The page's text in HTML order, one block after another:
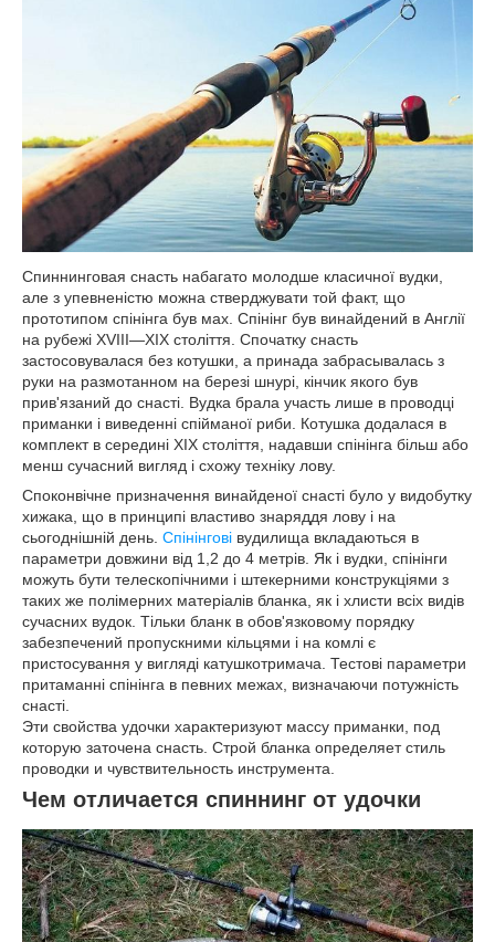
Спиннинговая снасть набагато молодше класичної вудки,
але з упевненістю можна стверджувати той факт, що
прототипом спінінга був мах. Спінінг був винайдений в Англії
на рубежі XVIII—XIX століття. Спочатку снасть
застосовувалася без котушки, а принада забрасывалась з
руки на размотанном на березі шнурі, кінчик якого був
прив'язаний до снасті. Вудка брала участь лише в проводці
приманки і виведенні спійманої риби. Котушка додалася в
комплект в середині XIX століття, надавши спінінга більш або
менш сучасний вигляд і схожу техніку лову.
Споконвічне призначення винайденої снасті було у видобутку
хижака, що в принципі властиво знаряддя лову і на
сьогоднішній день. Спінінгові вудилища вкладаються в
параметри довжини від 1,2 до 4 метрів. Як і вудки, спінінги
можуть бути телескопічними і штекерними конструкціями з
таких же полімерних матеріалів бланка, як і хлисти всіх видів
сучасних вудок. Тільки бланк в обов'язковому порядку
забезпечений пропускними кільцями і на комлі є
пристосування у вигляді катушкотримача. Тестові параметри
притаманні спінінга в певних межах, визначаючи потужність
снасті.
Эти свойства удочки характеризуют массу приманки, под
которую заточена снасть. Строй бланка определяет стиль
проводки и чувствительность инструмента.
Чем отличается спиннинг от удочки